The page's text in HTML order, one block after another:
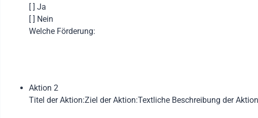
[ ] Ja
[ ] Nein
Welche Förderung:
Aktion 2
Titel der Aktion:Ziel der Aktion:Textliche Beschreibung der